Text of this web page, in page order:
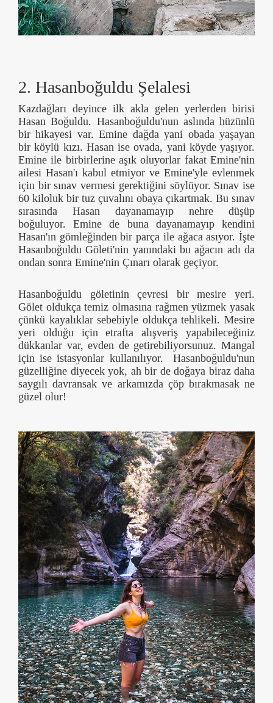
2. Hasanboğuldu Şelalesi
Kazdağları deyince ilk akla gelen yerlerden birisi
Hasan Boğuldu. Hasanboğuldu'nun aslında hüzünlü
bir hikayesi var. Emine dağda yani obada yaşayan
bir köylü kızı. Hasan ise ovada, yani köyde yaşıyor.
Emine ile birbirlerine aşık oluyorlar fakat Emine'nin
ailesi Hasan'ı kabul etmiyor ve Emine'yle evlenmek
için bir sınav vermesi gerektiğini söylüyor. Sınav ise
60 kiloluk bir tuz çuvalını obaya çıkartmak. Bu sınav
sırasında Hasan dayanamayıp nehre düşüp
boğuluyor. Emine de buna dayanamayıp kendini
Hasan'ın gömleğinden bir parça ile ağaca asıyor. İşte
Hasanboğuldu Göleti'nin yanındaki bu ağacın adı da
ondan sonra Emine'nin Çınarı olarak geçiyor.
Hasanboğuldu göletinin çevresi bir mesire yeri.
Gölet oldukça temiz olmasına rağmen yüzmek yasak
çünkü kayalıklar sebebiyle oldukça tehlikeli. Mesire
yeri olduğu için etrafta alışveriş yapabileceğiniz
dükkanlar var, evden de getirebiliyorsunuz. Mangal
için ise istasyonlar kullanılıyor. Hasanboğuldu'nun
güzelliğine diyecek yok, ah bir de doğaya biraz daha
saygılı davransak ve arkamızda çöp bırakmasak ne
güzel olur!